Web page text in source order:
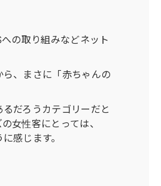
の取り組みなどネット
、まさに「赤ちゃんの
だろうカテゴリーだと
女性客にとっては、
感じます。